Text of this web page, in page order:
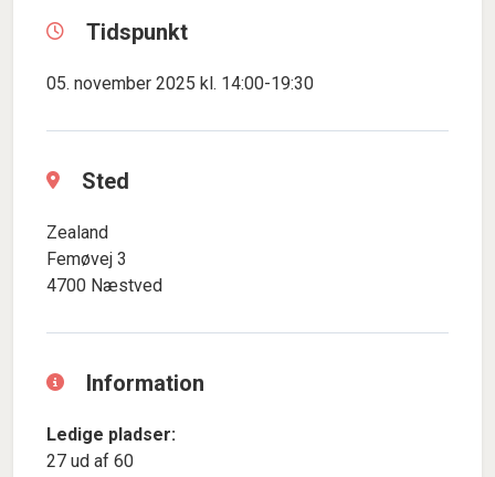
Tidspunkt
05. november 2025 kl. 14:00-19:30
Sted
Zealand
Femøvej 3
4700 Næstved
Information
Ledige pladser:
27 ud af 60